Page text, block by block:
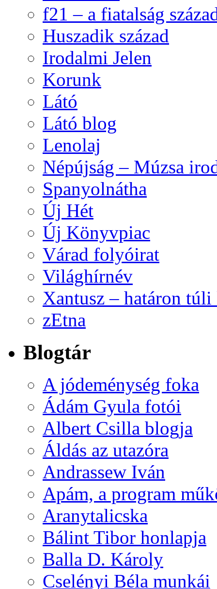
f21 – a fiatalság
Huszadik század
Irodalmi Jelen
Korunk
Látó
Látó blog
Lenolaj
Népújság – Múzsa
Spanyolnátha
Új Hét
Új Könyvpiac
Várad folyóirat
Világhírnév
Xantusz – határon
zEtna
Blogtár
A jódeménység foka
Ádám Gyula fotói
Albert Csilla blogja
Áldás az utazóra
Andrassew Iván
Apám, a program
Aranytalicska
Bálint Tibor honlapja
Balla D. Károly
Cselényi Béla munkái